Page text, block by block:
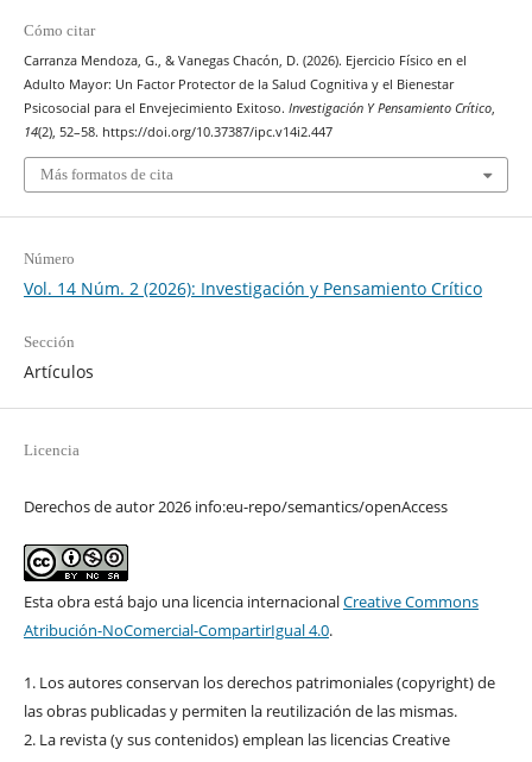
Cómo citar
Carranza Mendoza, G., & Vanegas Chacón, D. (2026). Ejercicio Físico en el
Adulto Mayor: Un Factor Protector de la Salud Cognitiva y el Bienestar
Psicosocial para el Envejecimiento Exitoso. Investigación Y Pensamiento Crítico,
14(2), 52–58. https://doi.org/10.37387/ipc.v14i2.447
Más formatos de cita
Número
Vol. 14 Núm. 2 (2026): Investigación y Pensamiento Crítico
Sección
Artículos
Licencia
Derechos de autor 2026 info:eu-repo/semantics/openAccess
Esta obra está bajo una licencia internacionalCreative Commons
Atribución-NoComercial-CompartirIgual 4.0.
1. Los autores conservan los derechos patrimoniales (copyright) de
las obras publicadas y permiten la reutilización de las mismas.
2. La revista (y sus contenidos) emplean las licencias Creative